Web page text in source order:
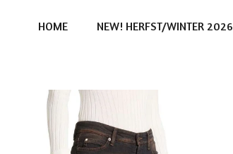
HOME NEW! HERFST/WINTER 2026